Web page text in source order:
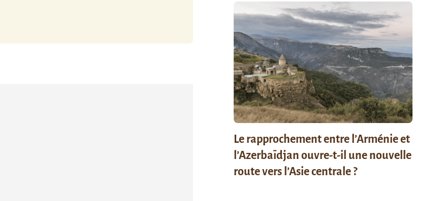
Le rapprochement entre l’Arménie et
l’Azerbaïdjan ouvre-t-il une nouvelle
route vers l’Asie centrale ?